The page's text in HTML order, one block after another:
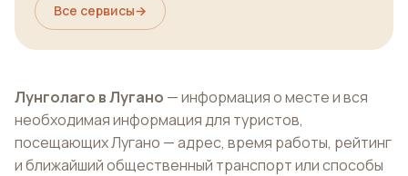
Все сервисы→
Лунголаго в Лугано — информация о месте и вся
необходимая информация для туристов,
посещающих Лугано — адрес, время работы, рейтинг
и ближайший общественный транспорт или способы